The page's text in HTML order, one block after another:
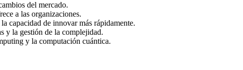
del mercado.
a las organizaciones.
capacidad de innovar más rápidamente.
y la gestión de la complejidad.
y la computación cuántica.